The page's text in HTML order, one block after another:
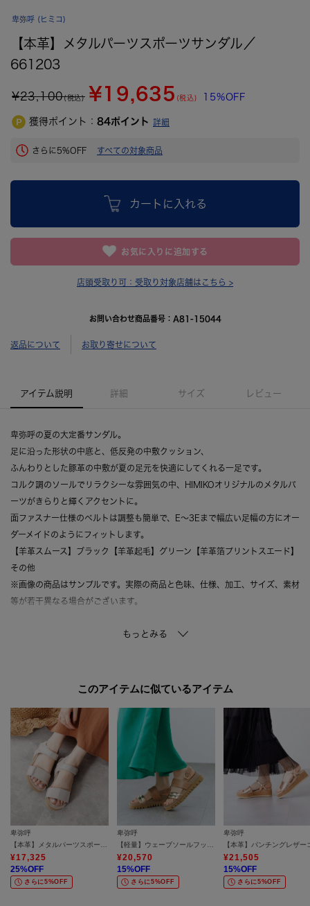
卑弥呼 (ヒミコ)
【本革】メタルパーツスポーツサンダル／
661203
¥23,100(税込) ¥19,635 (税込) 15%OFF
獲得ポイント： 84ポイント 詳細
さらに5%OFF すべての対象商品
カートに入れる
お気に入りに追加する
店頭受取り可： 受取り対象店舗はこちら >
お問い合わせ商品番号： A81-15044
返品について お取り寄せについて
アイテム説明 詳細 サイズ レビュー
卑弥呼の夏の大定番サンダル。
足に沿った形状の中底と、低反発の中敷クッション、
ふんわりとした豚革の中敷が夏の足元を快適にしてくれる一足です。
コルク調のソールでリラクシーな雰囲気の中、HIMIKOオリジナルのメタルパ
ーツがきらりと輝くアクセントに。
面ファスナー仕様のベルトは調整も簡単で、E～3Eまで幅広い足幅の方にオー
ダーメイドのようにフィットします。
【羊革スムース】ブラック【羊革起毛】グリーン【羊革箔プリントスエード】
その他
※画像の商品はサンプルです。実際の商品と色味、仕様、加工、サイズ、素材
等が若干異なる場合がございます。
にくい仕様です。）
-おすすめPOINT-
・低反発の中敷クッションを使用し、ふかふかと柔らかな履き心地
・足幅と足首の2か所を面ファスナーで調整でき、フィット感の調整が簡単
・約5cmヒールで自然なスタイルアップを実現
・カジュアルになりすぎない上品なデザインで、きれいめコーデにも好相性
・ストラップ付きで安定感があり、ヒールに慣れていない方にもおすすめ
【スタッフ着用コメント】
◆Nさん
【足幅：幅広 / 内反小趾気味】
【普段のサイズ：23.5cm】
このアイテムに似ているアイテム
卑弥呼
【本革】メタルパーツスポーツサンダル/651203
¥17,325
25%OFF
さらに5%OFF
卑弥呼
【軽量】ウェーブソールフットベットサンダル／661208
¥20,570
15%OFF
さらに5%OFF
卑弥呼
¥21,505
15%OFF
さらに5%OFF